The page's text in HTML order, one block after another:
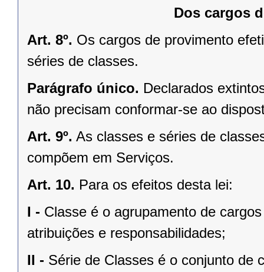
Dos cargos
Art. 8º. Os cargos de provimento
séries de classes.
Parágrafo único. Declarados
não precisam conformar-se ao
Art. 9º. As classes e séries de
compõem em Serviços.
Art. 10. Para os efeitos desta lei:
I - Classe é o agrupamento de
atribuições e responsabilidades;
II - Série de Classes é o conjunto de